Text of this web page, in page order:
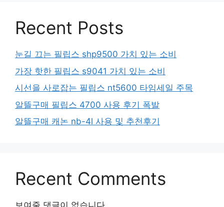
Recent Posts
눈길 끄는 필립스 shp9500 가치 있는 소비
가장 핫한 필립스 s9041 가치 있는 소비
시선을 사로잡는 필립스 nt5600 타임세일 주목
알뜰구매 필립스 4700 사용 후기 폭발
알뜰구매 캐논 nb-4l 사용 및 추천후기
Recent Comments
보여줄 댓글이 없습니다.